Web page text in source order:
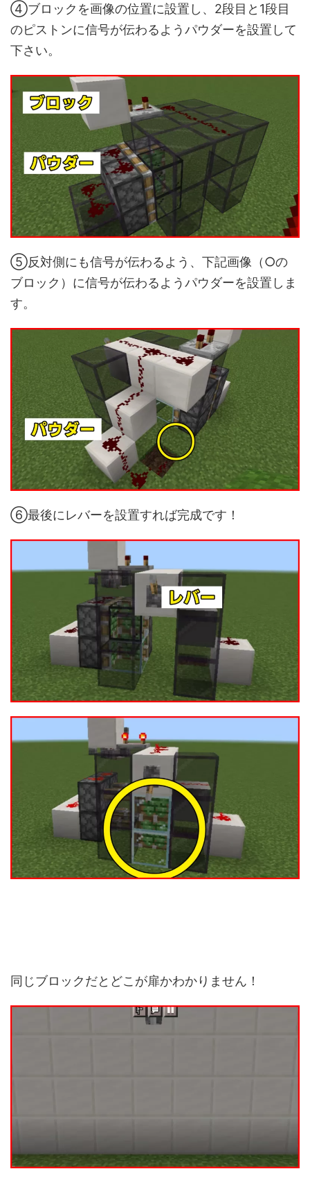
④ブロックを画像の位置に設置し、2段目と1段目
のピストンに信号が伝わるようパウダーを設置して
下さい。
⑤反対側にも信号が伝わるよう、下記画像（○の
ブロック）に信号が伝わるようパウダーを設置しま
す。
⑥最後にレバーを設置すれば完成です！
同じブロックだとどこが扉かわかりません！